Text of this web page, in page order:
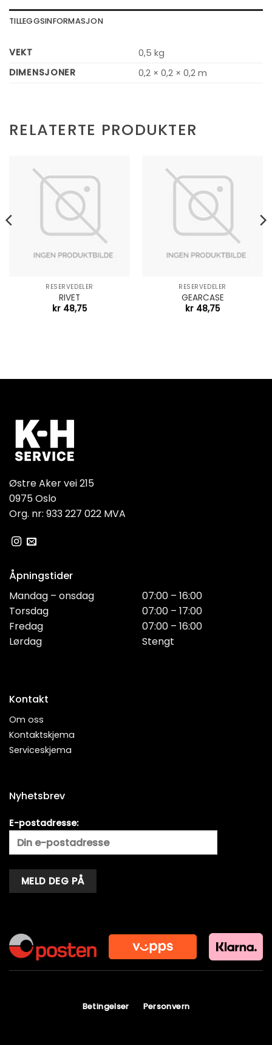
TILLEGGSINFORMASJON
VEKT
0,5 kg
DIMENSJONER
0,2 × 0,2 × 0,2 m
RELATERTE PRODUKTER
RESERVEDELER
RIVET
kr 48,75
RESERVEDELER
GEARCASE
kr 48,75
Østre Aker vei 215
0975 Oslo
Org. nr: 933 227 022 MVA
Åpningstider
Mandag – onsdag
Torsdag
Fredag
Lørdag
07:00 – 16:00
07:00 – 17:00
07:00 – 16:00
Stengt
Kontakt
Om oss
Kontaktskjema
Serviceskjema
Nyhetsbrev
E-postadresse:
Betingelser Personvern